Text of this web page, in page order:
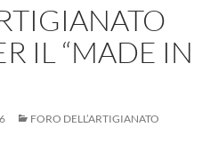
IL “MADE IN
FORO DELL’ARTIGIANATO